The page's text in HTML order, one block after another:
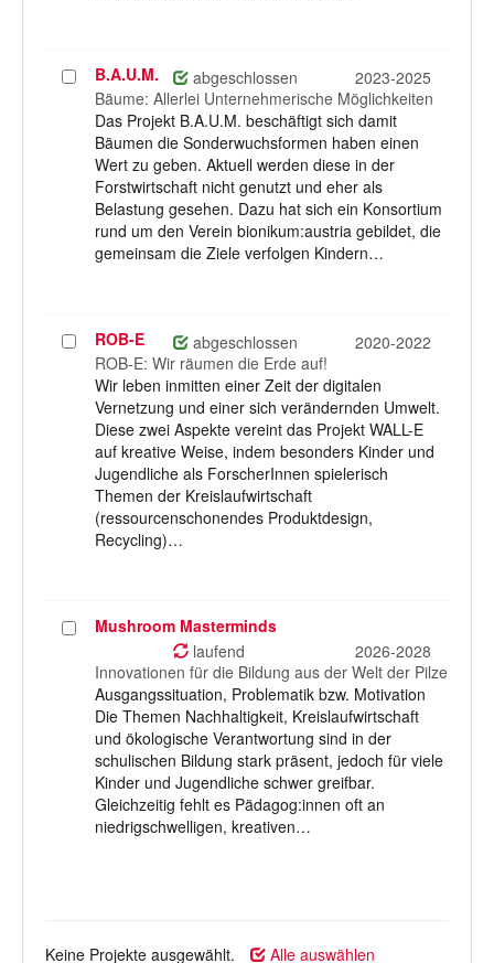
Projekt
auswählen
B.A.U.M. abgeschlossen
2023-2025
Bäume: Allerlei Unternehmerische Möglichkeiten
Das Projekt B.A.U.M. beschäftigt sich damit
Bäumen die Sonderwuchsformen haben einen
Wert zu geben. Aktuell werden diese in der
Forstwirtschaft nicht genutzt und eher als
Belastung gesehen. Dazu hat sich ein Konsortium
rund um den Verein bionikum:austria gebildet, die
gemeinsam die Ziele verfolgen Kindern…
Projekt
auswählen
ROB-E abgeschlossen
2020-2022
ROB-E: Wir räumen die Erde auf!
Wir leben inmitten einer Zeit der digitalen
Vernetzung und einer sich verändernden Umwelt.
Diese zwei Aspekte vereint das Projekt WALL-E
auf kreative Weise, indem besonders Kinder und
Jugendliche als ForscherInnen spielerisch
Themen der Kreislaufwirtschaft
(ressourcenschonendes Produktdesign,
Recycling)…
ProjektMushroom Masterminds
laufend
2026-2028
Innovationen für die Bildung aus der Welt der Pilze
Ausgangssituation, Problematik bzw. Motivation
Die Themen Nachhaltigkeit, Kreislaufwirtschaft
und ökologische Verantwortung sind in der
schulischen Bildung stark präsent, jedoch für viele
Kinder und Jugendliche schwer greifbar.
Gleichzeitig fehlt es Pädagog:innen oft an
niedrigschwelligen, kreativen…
Keine Projekte ausgewählt. Alle auswählen